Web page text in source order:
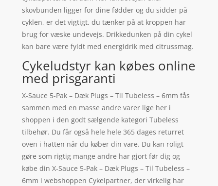
skovbunden ligger for dine fødder og du sidder på
cyklen, er det vigtigt, du tænker på at kroppen har
brug for væske undevejs. Drikkedunken på din cykel
kan bare være fyldt med energidrik med citrussmag.
Cykeludstyr kan købes online
med prisgaranti
X-Sauce 5-Pak – Dæk Plugs – Til Tubeless – 6mm fås
sammen med en masse andre varer lige her i
shoppen i den godt sælgende kategori Tubeless
tilbehør. Du får også hele hele 365 dages returret
oven i hatten når du køber din vare. Du kan roligt
gøre som rigtig mange andre har gjort før dig og
købe din X-Sauce 5-Pak – Dæk Plugs – Til Tubeless –
6mm i webshoppen Cykelpartner, der virkelig har